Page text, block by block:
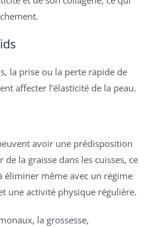
la prise ou la perte rapide de
affecter l’élasticité de la peau.
avoir une prédisposition
de la graisse dans les cuisses, ce
éliminer même avec un régime
une activité physique régulière.
la grossesse,